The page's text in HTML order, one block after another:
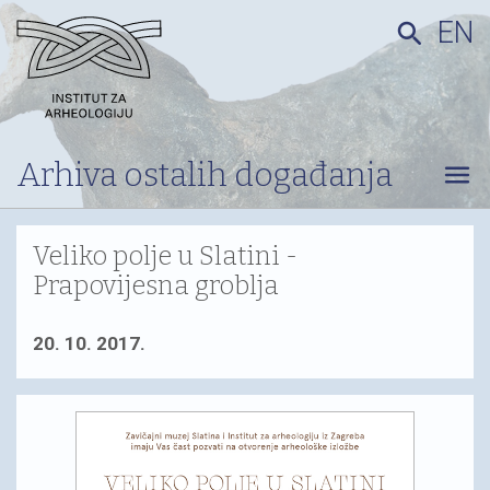
Arhiva ostalih događanja
search EN
menu
Veliko polje u Slatini -
Prapovijesna groblja
20. 10. 2017.